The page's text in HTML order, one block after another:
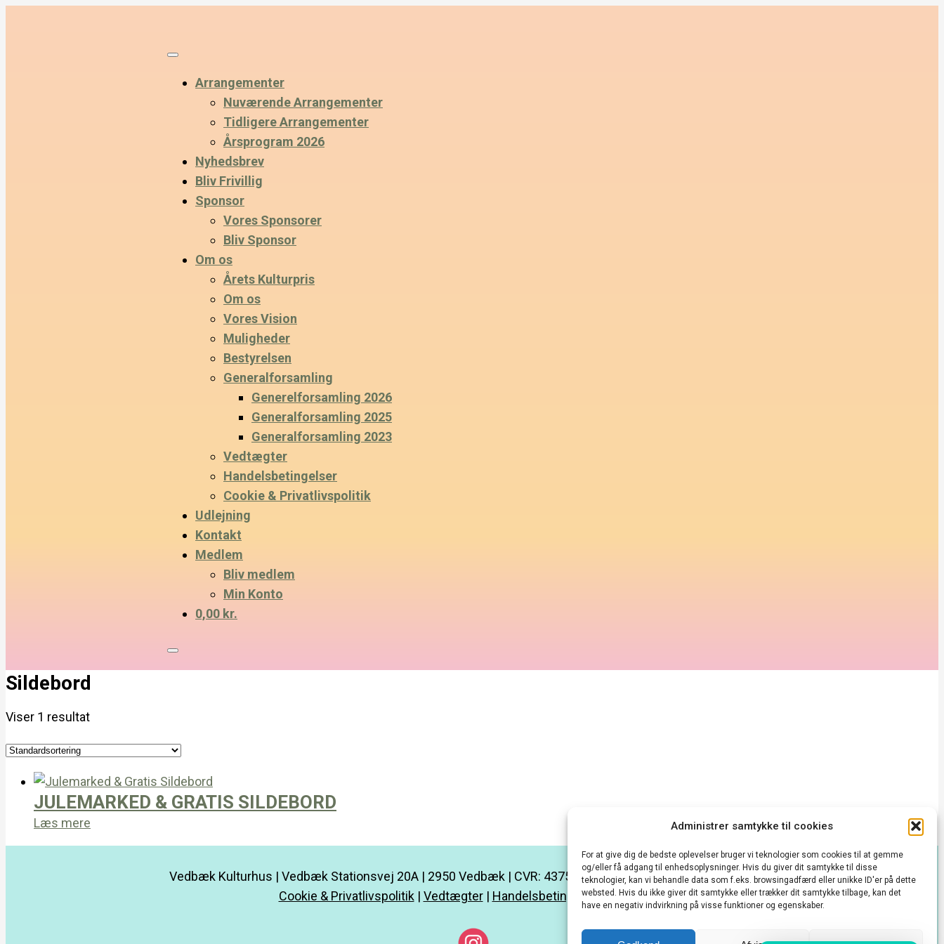
Administrer samtykke til cookies
For at give dig de bedste oplevelser bruger vi teknologier som cookies til at gemme
og/eller få adgang til enhedsoplysninger. Hvis du giver dit samtykke til disse
teknologier, kan vi behandle data som f.eks. browsingadfærd eller unikke ID'er på dette
websted. Hvis du ikke giver dit samtykke eller trækker dit samtykke tilbage, kan det
have en negativ indvirkning på visse funktioner og egenskaber.
Arrangementer
Nuværende Arrangementer
Tidligere Arrangementer
Årsprogram 2026
Nyhedsbrev
Bliv Frivillig
Sponsor
Vores Sponsorer
Bliv Sponsor
Om os
Årets Kulturpris
Om os
Vores Vision
Muligheder
Bestyrelsen
Generalforsamling
Generelforsamling 2026
Generalforsamling 2025
Generalforsamling 2023
Vedtægter
Handelsbetingelser
Cookie & Privatlivspolitik
Udlejning
Kontakt
Medlem
Bliv medlem
Min Konto
0,00 kr.
Sildebord
Viser 1 resultat
JULEMARKED & GRATIS SILDEBORD
Læs mere
Vedbæk Kulturhus | Vedbæk Stationsvej 20A | 2950 Vedbæk | CVR: 43752685 |kontakt@vedbækkulturhus.dk
Cookie & Privatlivspolitik| Vedtægter| Handelsbetingelser|Min konto